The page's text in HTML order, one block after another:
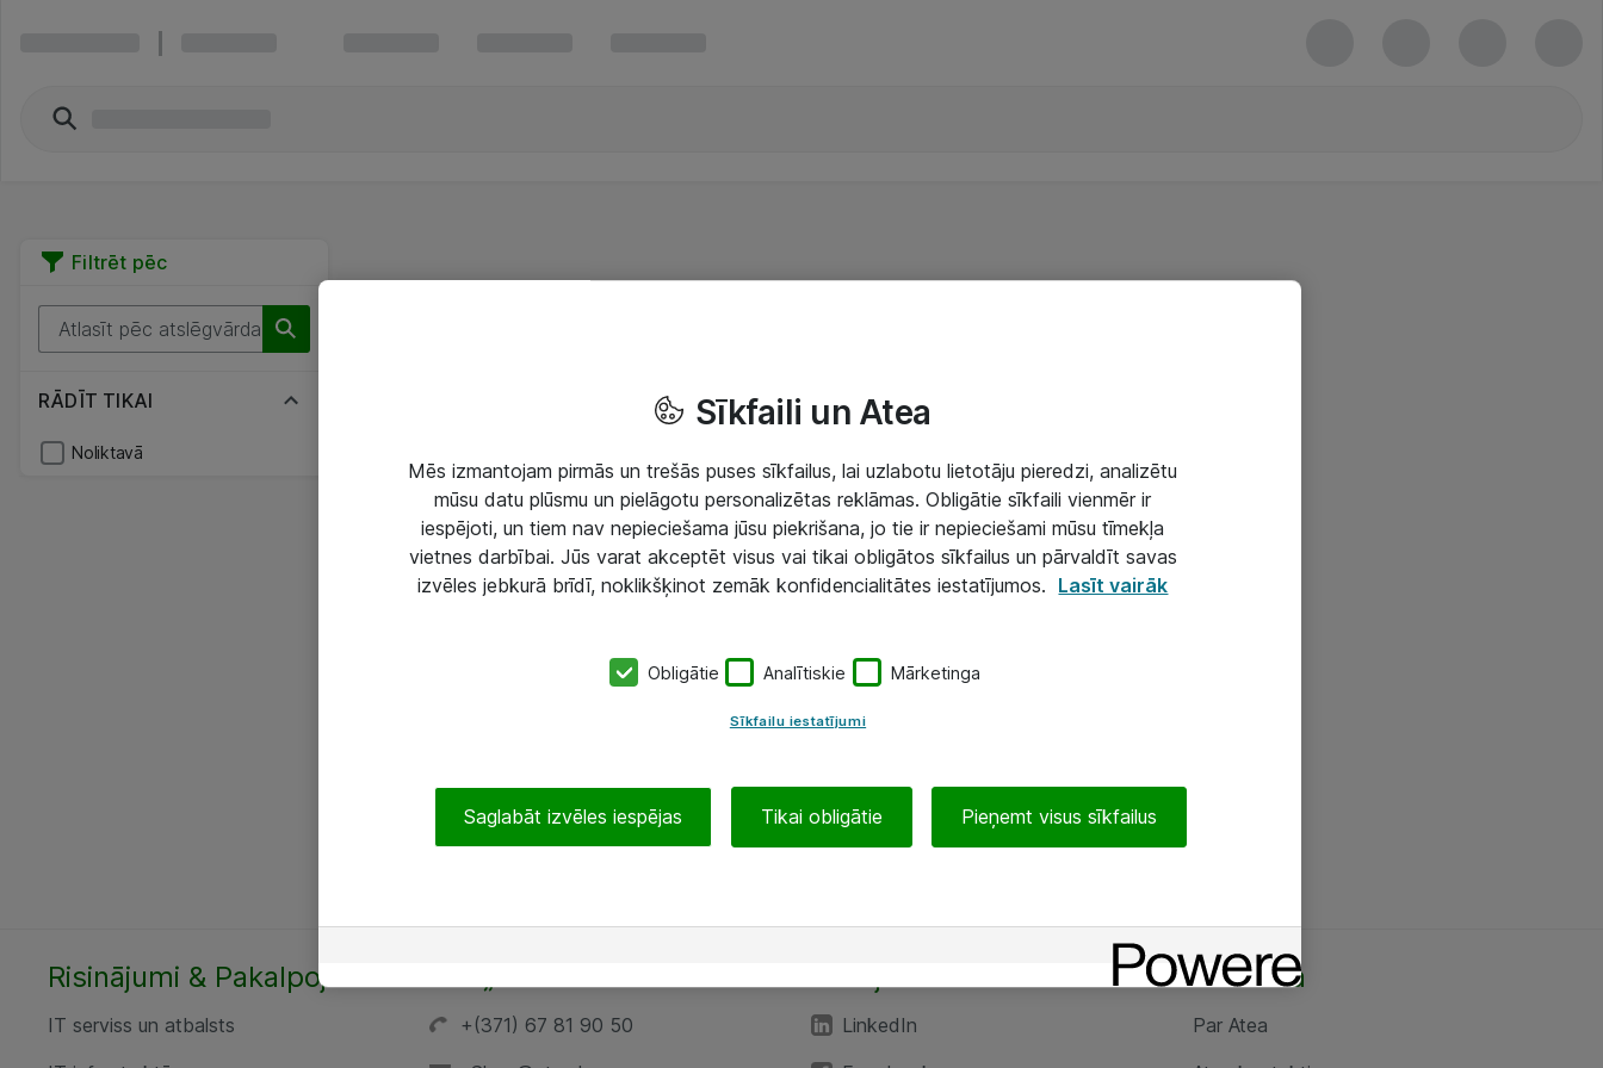
Filtrēt pēc
RĀDĪT TIKAI
Noliktavā
Risinājumi & Pakalpojumi
IT serviss un atbalsts
+(371) 67 81 90 50
LinkedIn
Par Atea
Par Atea
Sīkfaili un Atea
Mēs izmantojam pirmās un trešās puses sīkfailus, lai uzlabotu lietotāju pieredzi, analizētu
mūsu datu plūsmu un pielāgotu personalizētas reklāmas. Obligātie sīkfaili vienmēr ir
iespējoti, un tiem nav nepieciešama jūsu piekrišana, jo tie ir nepieciešami mūsu tīmekļa
vietnes darbībai. Jūs varat akceptēt visus vai tikai obligātos sīkfailus un pārvaldīt savas
izvēles jebkurā brīdī, noklikšķinot zemāk konfidencialitātes iestatījumos. Lasīt vairāk
Obligātie Analītiskie Mārketinga
Sīkfailu iestatījumi
Saglabāt izvēles iespējas Tikai obligātie Pieņemt visus sīkfailus